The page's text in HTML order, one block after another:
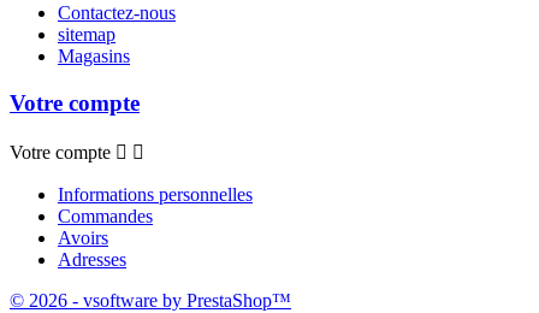
Contactez-nous
sitemap
Magasins
Votre compte
Votre compte  
Informations personnelles
Commandes
Avoirs
Adresses
© 2026 - vsoftware by PrestaShop™